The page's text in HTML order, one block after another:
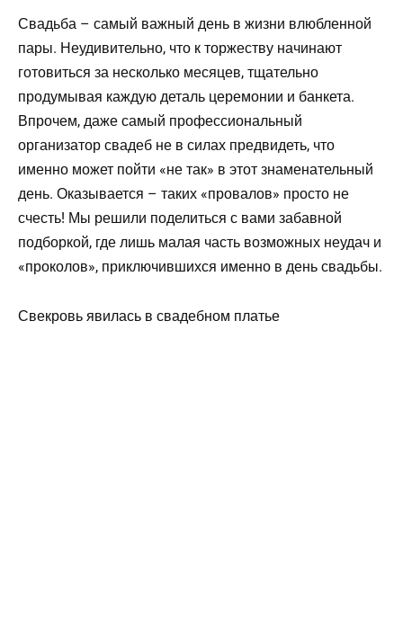
Свадьба – самый важный день в жизни влюбленной
пары. Неудивительно, что к торжеству начинают
готовиться за несколько месяцев, тщательно
продумывая каждую деталь церемонии и банкета.
Впрочем, даже самый профессиональный
организатор свадеб не в силах предвидеть, что
именно может пойти «не так» в этот знаменательный
день. Оказывается – таких «провалов» просто не
счесть! Мы решили поделиться с вами забавной
подборкой, где лишь малая часть возможных неудач и
«проколов», приключившихся именно в день свадьбы.
Свекровь явилась в свадебном платье